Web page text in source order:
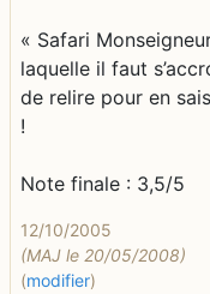
« Safari
laquelle il faut
de relire pour en
!
Note finale : 3,5/5
12/10/2005
(MAJ le 20/05/2008)
(modifier)